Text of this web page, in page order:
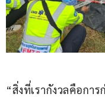
“สิ่งที่เรากังวลคือกา